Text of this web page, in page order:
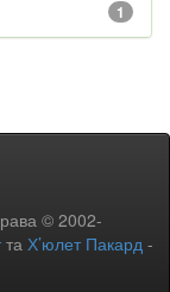
1
© 2002-
та Х’юлет Пакард -